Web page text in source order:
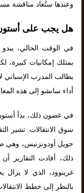
وعندها ستُعاد مناقشة
هل يجب على أستون
في الوقت الحالي، يبدو
يمتلك إمكانيات
يطالب المدرب الإسباني
أداء سانشو إلى هذه
في غضون ذلك، بدأ
جويل أودونزنيس، وهي
ذلك، أفادت التقارير
غرينوود، الذي لا يزال
بالنظر إلى خطط